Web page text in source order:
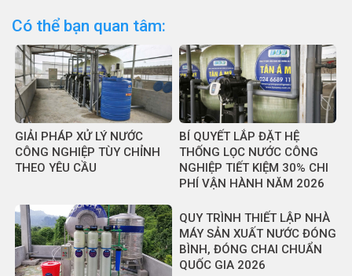
Có thể bạn quan tâm:
GIẢI PHÁP XỬ LÝ NƯỚC
CÔNG NGHIỆP TÙY CHỈNH
THEO YÊU CẦU
BÍ QUYẾT LẮP ĐẶT HỆ
THỐNG LỌC NƯỚC CÔNG
NGHIỆP TIẾT KIỆM 30% CHI
PHÍ VẬN HÀNH NĂM 2026
QUY TRÌNH THIẾT LẬP NHÀ
MÁY SẢN XUẤT NƯỚC ĐÓNG
BÌNH, ĐÓNG CHAI CHUẨN
QUỐC GIA 2026